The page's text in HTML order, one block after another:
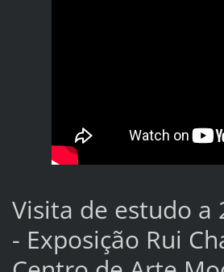
Visita de estudo a
- Exposição Rui